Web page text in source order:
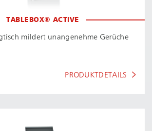
TABLEBOX® ACTIVE
mildert unangenehme Gerüche
PRODUKTDETAILS